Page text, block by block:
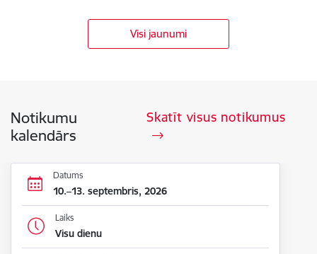
Visi jaunumi
Notikumu
kalendārs
Skatīt visus notikumus
Datums
10.–13. septembris, 2026
Laiks
Visu dienu